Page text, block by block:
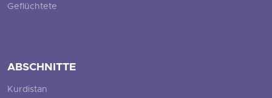
Geflüchtete
ABSCHNITTE
Kurdistan